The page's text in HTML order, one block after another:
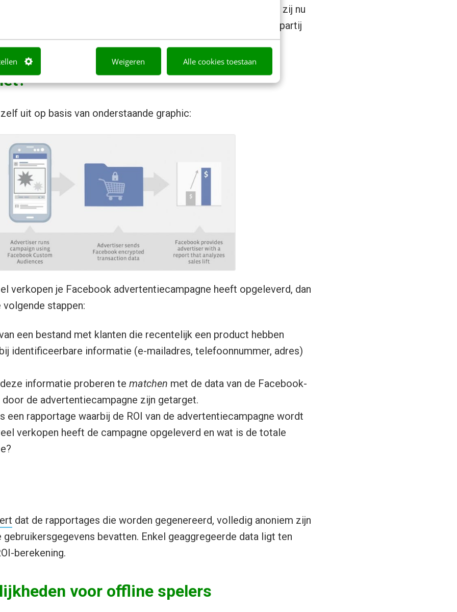
Weigeren Alle cookies toestaan
Facebook heeft al een tijdje een oplossing hiervoor, welke zij nu
stellen. Eerst was het alleen mogelijk om dit via een derde partij
uit op basis van onderstaande graphic:
verkopen je Facebook advertentiecampagne heeft opgeleverd, dan
stappen:
een bestand met klanten die recentelijk een product hebben
identificeerbare informatie (e-mailadres, telefoonnummer, adres)
informatie proberen te matchen met de data van de Facebook-
de advertentiecampagne zijn getarget.
een rapportage waarbij de ROI van de advertentiecampagne wordt
verkopen heeft de campagne opgeleverd en wat is de totale
dat de rapportages die worden gegenereerd, volledig anoniem zijn
gebruikersgegevens bevatten. Enkel geaggregeerde data ligt ten
berekening.
voor offline spelers